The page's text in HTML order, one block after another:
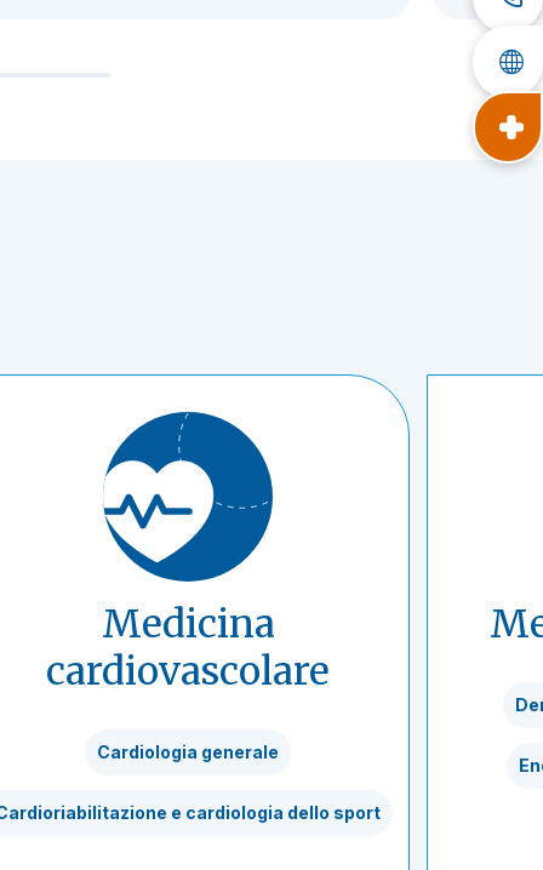
Medicina
cardiovascolare
Cardiologia generale
e cardiologia dello sport